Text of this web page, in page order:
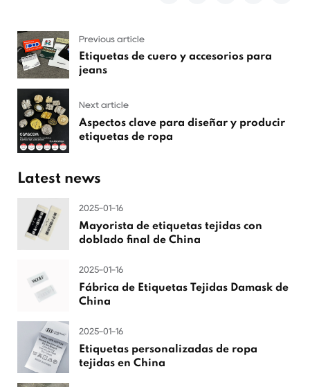
Previous article
Etiquetas de cuero y accesorios para
jeans
Next article
Aspectos clave para diseñar y producir
etiquetas de ropa
Latest news
2025-01-16
Mayorista de etiquetas tejidas con
doblado final de China
2025-01-16
Fábrica de Etiquetas Tejidas Damask de
China
2025-01-16
Etiquetas personalizadas de ropa
tejidas en China